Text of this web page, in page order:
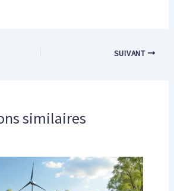
SUIVANT
similaires